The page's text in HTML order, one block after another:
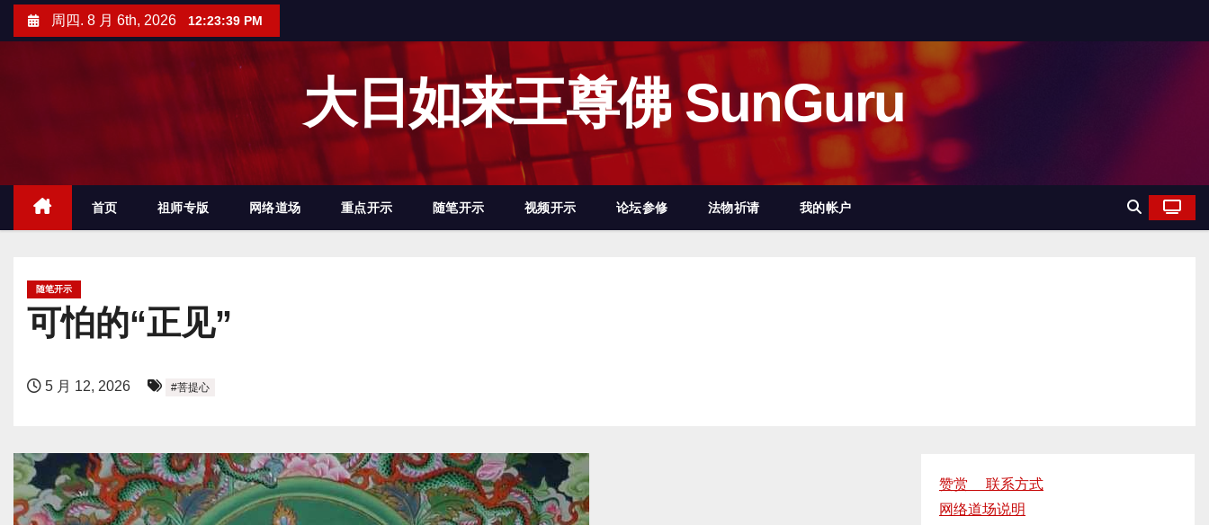
周四. 8 月 6th, 2026 12:23:40 PM
大日如来王尊佛 SunGuru
首页 祖师专版 网络道场 重点开示 随笔开示 视频开示 论坛参修 法物祈请 我的帐户
随笔开示
可怕的“正见”
5 月 12, 2026 #菩提心
赞赏 联系方式
网络道场说明